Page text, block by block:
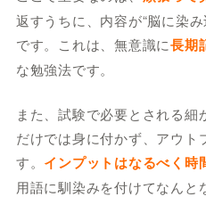
返すうちに、内容が“脳に染
です。これは、無意識に長期
な勉強法です。
また、試験で必要とされる
だけでは身に付かず、アウト
す。 インプットはなるべく時
用語に馴染みを付けてなんと